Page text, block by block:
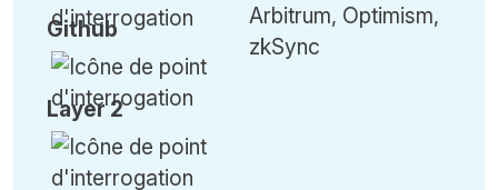
Github
Layer 2
Arbitrum, Optimism,
zkSync